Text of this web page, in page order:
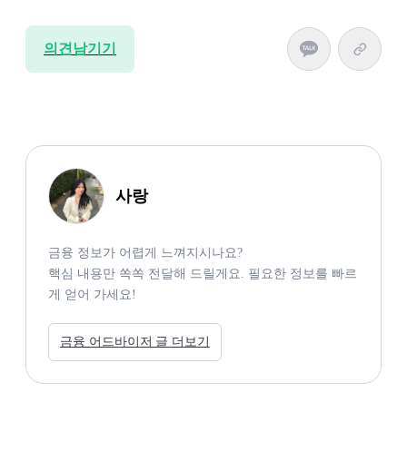
의견남기기
사랑
금융 정보가 어렵게 느껴지시나요?
핵심 내용만 쏙쏙 전달해 드릴게요. 필요한 정보를 빠르
게 얻어 가세요!
금융 어드바이저 글 더보기